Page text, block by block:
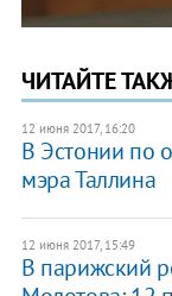
ЧИТАЙТЕ
12 июня 2017, 16:20
В Эстонии по
мэра Таллина
12 июня 2017, 15:49
В парижский